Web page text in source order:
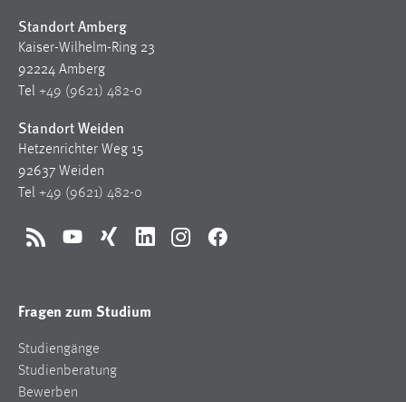
Standort Amberg
Kaiser-Wilhelm-Ring 23
92224 Amberg
Tel +49 (9621) 482-0
Standort Weiden
Hetzenrichter Weg 15
92637 Weiden
Tel +49 (9621) 482-0
RSS YouTubeXing LinkedInInstagramFacebook
Fragen zum Studium
Studiengänge
Studienberatung
Bewerben
Conversion-Tracking
Cookie Laufzeit:
3 Monate
Facebook Pixel
Name:
_fbp
Anbieter:
Facebook
Conversion-Tracking
3 Monate